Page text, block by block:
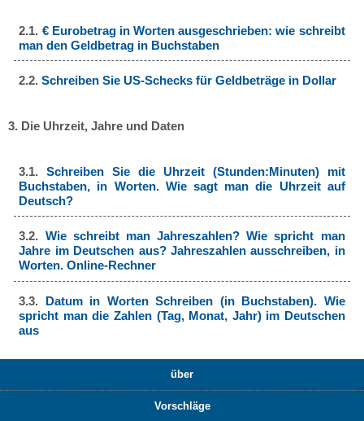
2.1. € Eurobetrag in Worten ausgeschrieben: wie schreibt
man den Geldbetrag in Buchstaben
2.2.Schreiben Sie US-Schecks für Geldbeträge in Dollar
3. Die Uhrzeit, Jahre und Daten
3.1.Schreiben Sie die Uhrzeit (Stunden:Minuten) mit
Buchstaben, in Worten. Wie sagt man die Uhrzeit auf
Deutsch?
3.2. Wie schreibt man Jahreszahlen? Wie spricht man
Jahre im Deutschen aus? Jahreszahlen ausschreiben, in
Worten. Online-Rechner
3.3. Datum in Worten Schreiben (in Buchstaben). Wie
spricht man die Zahlen (Tag, Monat, Jahr) im Deutschen
aus
über
Vorschläge